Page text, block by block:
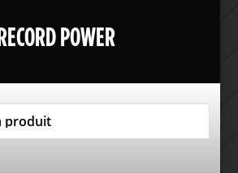
RECORD POWER